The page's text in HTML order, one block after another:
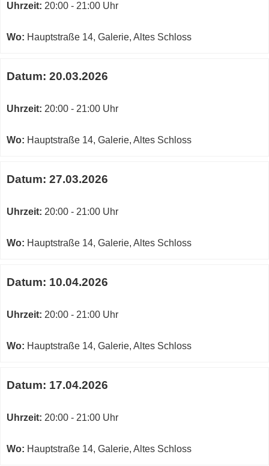
Uhrzeit: 20:00 - 21:00 Uhr
Wo: Hauptstraße 14, Galerie, Altes Schloss
Datum: 20.03.2026
Uhrzeit: 20:00 - 21:00 Uhr
Wo: Hauptstraße 14, Galerie, Altes Schloss
Datum: 27.03.2026
Uhrzeit: 20:00 - 21:00 Uhr
Wo: Hauptstraße 14, Galerie, Altes Schloss
Datum: 10.04.2026
Uhrzeit: 20:00 - 21:00 Uhr
Wo: Hauptstraße 14, Galerie, Altes Schloss
Datum: 17.04.2026
Uhrzeit: 20:00 - 21:00 Uhr
Wo: Hauptstraße 14, Galerie, Altes Schloss